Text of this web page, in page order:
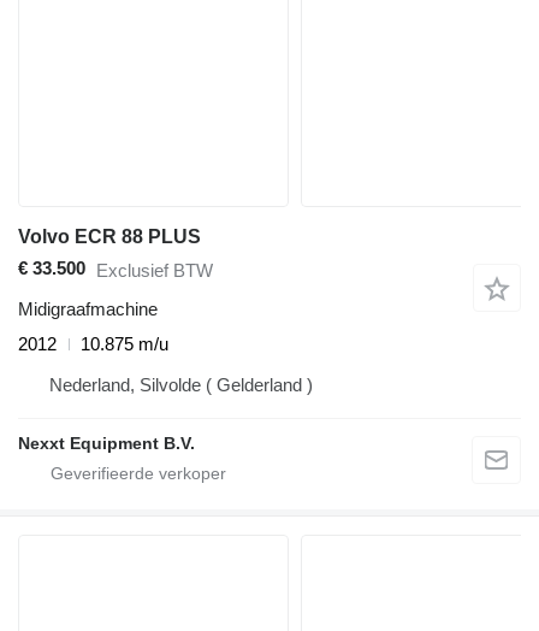
Volvo ECR 88 PLUS
€ 33.500 Exclusief BTW
Midigraafmachine
2012
10.875 m/u
Nederland, Silvolde ( Gelderland )
Nexxt Equipment B.V.